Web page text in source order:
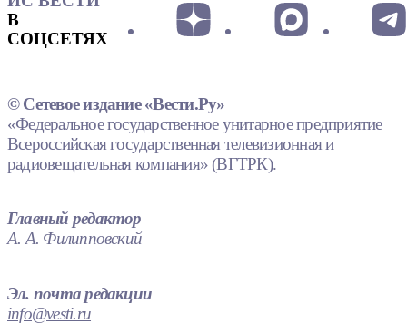
В
СОЦСЕТЯХ
© Сетевое издание «Вести.Ру»
«Федеральное государственное унитарное предприятие
Всероссийская государственная телевизионная и
радиовещательная компания» (ВГТРК).
Главный редактор
А. А. Филипповский
Эл. почта редакции
info@vesti.ru